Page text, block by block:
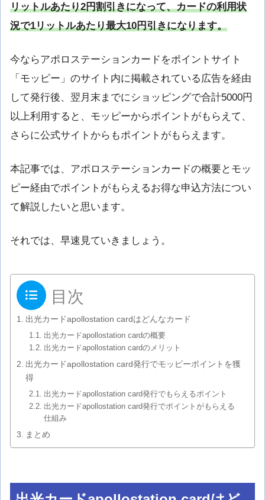
リットルあたり2円割引きになって、カードの利用状
況で1リットルあたり最大10円引きになります。
今ならアポロステーションカードをポイントサイト
「モッピー」のサイト内に掲載されている広告を経由
して発行後、翌月末までにショッピングで合計5000円
以上利用すると、モッピーからポイントがもらえて、
さらに公式サイトからもポイントがもらえます。
本記事では、アポロステーションカードの概要とモッ
ピー経由でポイントがもらえるお得な申込方法につい
て解説したいと思います。
それでは、早速見ていきましょう。
目次
出光カードapollostation cardはどんなカード
出光カードapollostation cardの概要
出光カードapollostation cardのメリット
出光カードapollostation card発行でモッピーポイントを獲
得
出光カードapollostation card発行でもらえるポイント
出光カードapollostation card発行でポイントがもらえる
仕組み
まとめ